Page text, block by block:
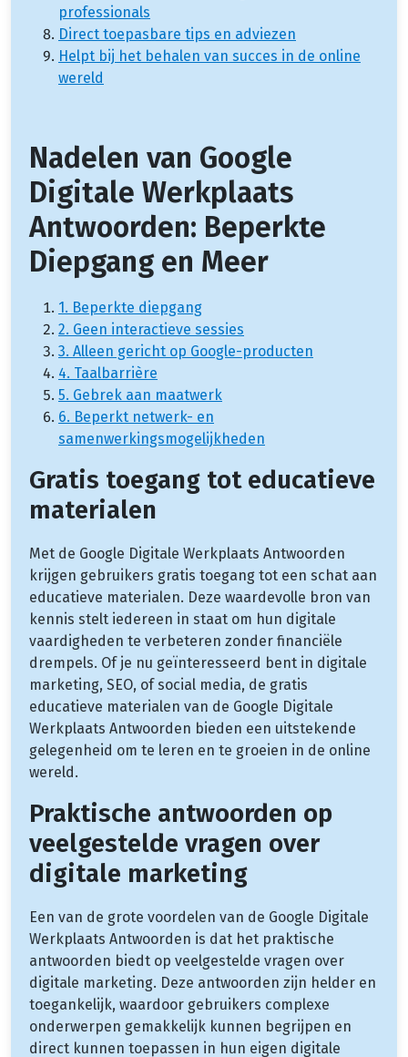
professionals
Direct toepasbare tips en adviezen
Helpt bij het behalen van succes in de online
wereld
Nadelen van Google
Digitale Werkplaats
Antwoorden: Beperkte
Diepgang en Meer
1. Beperkte diepgang
2. Geen interactieve sessies
3. Alleen gericht op Google-producten
4. Taalbarrière
5. Gebrek aan maatwerk
6. Beperkt netwerk- en
samenwerkingsmogelijkheden
Gratis toegang tot educatieve
materialen
Met de Google Digitale Werkplaats Antwoorden
krijgen gebruikers gratis toegang tot een schat aan
educatieve materialen. Deze waardevolle bron van
kennis stelt iedereen in staat om hun digitale
vaardigheden te verbeteren zonder financiële
drempels. Of je nu geïnteresseerd bent in digitale
marketing, SEO, of social media, de gratis
educatieve materialen van de Google Digitale
Werkplaats Antwoorden bieden een uitstekende
gelegenheid om te leren en te groeien in de online
wereld.
Praktische antwoorden op
veelgestelde vragen over
digitale marketing
Een van de grote voordelen van de Google Digitale
Werkplaats Antwoorden is dat het praktische
antwoorden biedt op veelgestelde vragen over
digitale marketing. Deze antwoorden zijn helder en
toegankelijk, waardoor gebruikers complexe
onderwerpen gemakkelijk kunnen begrijpen en
direct kunnen toepassen in hun eigen digitale